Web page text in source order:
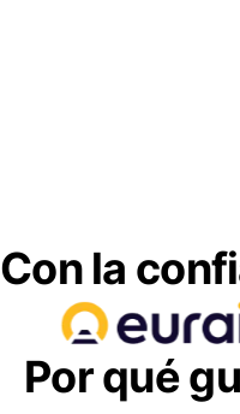
Con la
Por qué